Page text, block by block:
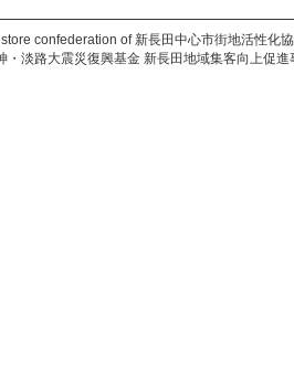
confederation of 新長田中心市街地活性化
・淡路大震災復興基金 新長田地域集客向上促